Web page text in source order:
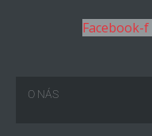
Facebook-f
O NÁS